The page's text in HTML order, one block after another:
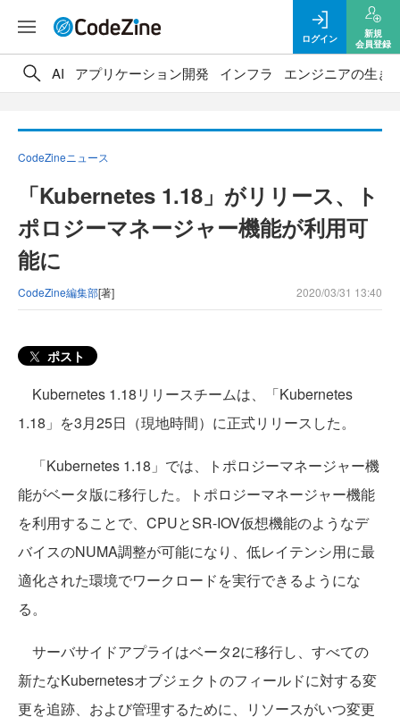
ログイン
新規
会員登録
AI アプリケーション開発 インフラ エンジニアの生き
CodeZineニュース
「Kubernetes 1.18」がリリース、ト
ポロジーマネージャー機能が利用可
能に
CodeZine編集部[著] 2020/03/31 13:40
ポスト
Kubernetes 1.18リリースチームは、「Kubernetes
1.18」を3月25日（現地時間）に正式リリースした。
「Kubernetes 1.18」では、トポロジーマネージャー機
能がベータ版に移行した。トポロジーマネージャー機能
を利用することで、CPUとSR-IOV仮想機能のようなデ
バイスのNUMA調整が可能になり、低レイテンシ用に最
適化された環境でワークロードを実行できるようにな
る。
サーバサイドアプライはベータ2に移行し、すべての
新たなKubernetesオブジェクトのフィールドに対する変
更を追跡、および管理するために、リソースがいつ変更